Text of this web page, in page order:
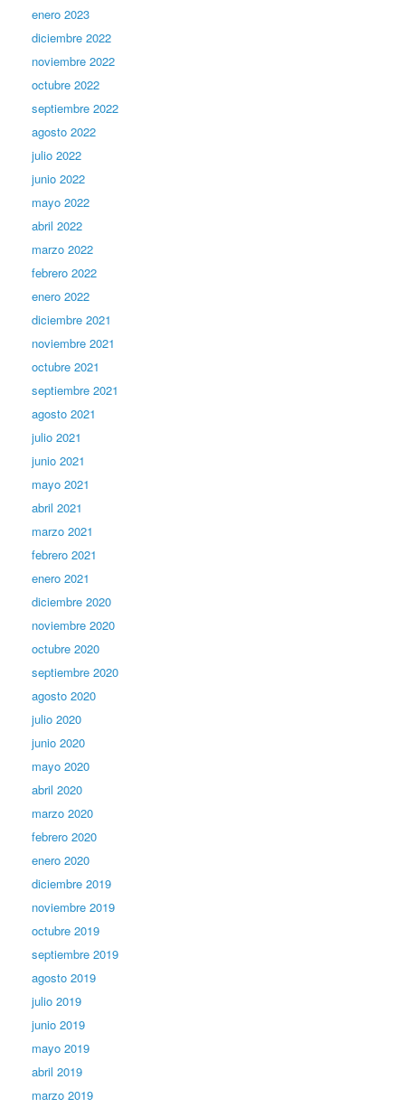
enero 2023
diciembre 2022
noviembre 2022
octubre 2022
septiembre 2022
agosto 2022
julio 2022
junio 2022
mayo 2022
abril 2022
marzo 2022
febrero 2022
enero 2022
diciembre 2021
noviembre 2021
octubre 2021
septiembre 2021
agosto 2021
julio 2021
junio 2021
mayo 2021
abril 2021
marzo 2021
febrero 2021
enero 2021
diciembre 2020
noviembre 2020
octubre 2020
septiembre 2020
agosto 2020
julio 2020
junio 2020
mayo 2020
abril 2020
marzo 2020
febrero 2020
enero 2020
diciembre 2019
noviembre 2019
octubre 2019
septiembre 2019
agosto 2019
julio 2019
junio 2019
mayo 2019
abril 2019
marzo 2019